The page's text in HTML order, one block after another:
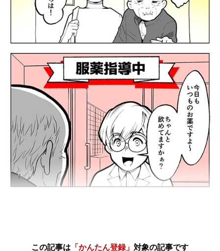
この記事は 「かんたん登録」 対象の記事です